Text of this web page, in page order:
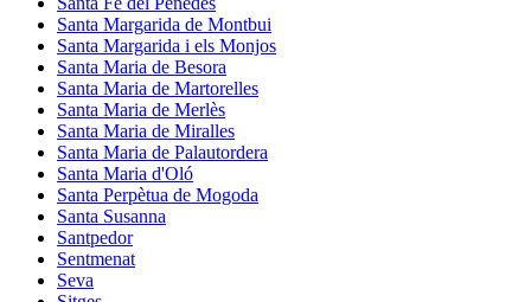
Santa Margarida de Montbui
Santa Margarida i els Monjos
Santa Maria de Besora
Santa Maria de Martorelles
Santa Maria de Merlès
Santa Maria de Miralles
Santa Maria de Palautordera
Santa Maria d'Oló
Santa Perpètua de Mogoda
Santa Susanna
Santpedor
Sentmenat
Seva